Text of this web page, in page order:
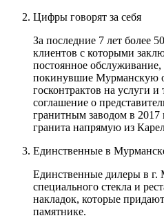
Цифры говорят за себя
За последние 7 лет более
клиентов с которыми
постоянное
покинувшие Мурманскую
госконтрактов на услуги
соглашение о
гранитным заводом в 2017
гранита напрямую из
Единственные в
Единственные дилеры в г.
специального стекла и
накладок, которые
памятнике.